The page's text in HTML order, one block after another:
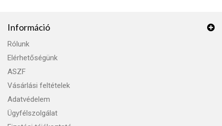
Információ
Rólunk
Elérhetőségünk
ASZF
Vásárlási feltételek
Adatvédelem
Ügyfélszolgálat